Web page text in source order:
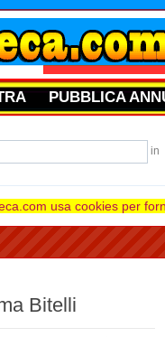
PUBBLICA
in
usa cookies per
Bitelli